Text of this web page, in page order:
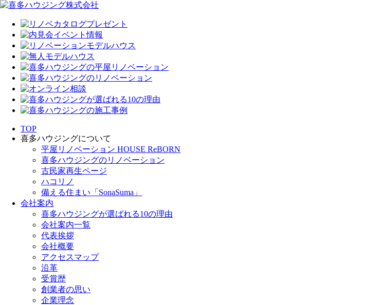
TOP
喜多ハウジングについて
平屋リノベーション HOUSE ReBORN
喜多ハウジングのリノベーション
古民家再生ページ
ハコリノ
備える住まい「SonaSuma」
会社案内
喜多ハウジングが選ばれる10の理由
会社案内一覧
代表挨拶
会社概要
アクセスマップ
沿革
受賞歴
創業者の思い
企業理念